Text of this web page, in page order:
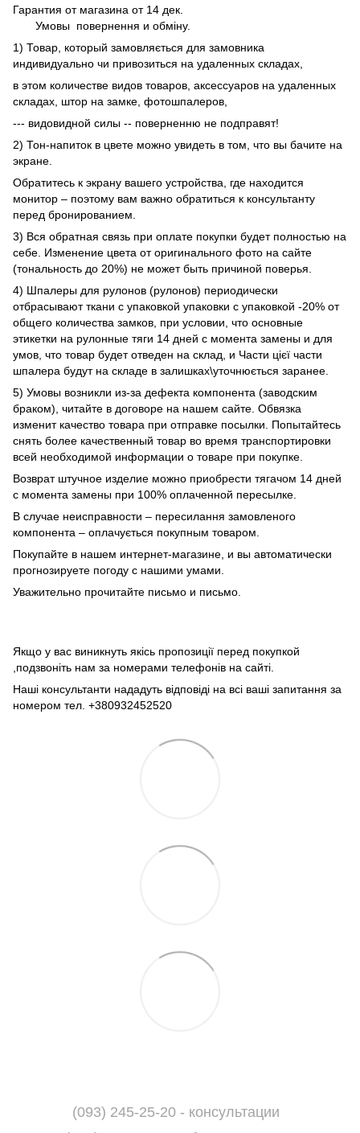
Гарантия от магазина от 14 дек.
Умовы повернення и обміну.
1) Товар, который замовляється для замовника
индивидуально чи привозиться на удаленных складах,
в этом количестве видов товаров, аксессуаров на удаленных
складах, штор на замке, фотошпалеров,
--- видовидной силы -- поверненню не подправят!
2) Тон-напиток в цвете можно увидеть в том, что вы бачите на
экране.
Обратитесь к экрану вашего устройства, где находится
монитор – поэтому вам важно обратиться к консультанту
перед бронированием.
3) Вся обратная связь при оплате покупки будет полностью на
себе. Изменение цвета от оригинального фото на сайте
(тональность до 20%) не может быть причиной поверья.
4) Шпалеры для рулонов (рулонов) периодически
отбрасывают ткани с упаковкой упаковки с упаковкой -20% от
общего количества замков, при условии, что основные
этикетки на рулонные тяги 14 дней с момента замены и для
умов, что товар будет отведен на склад, и Части цієї части
шпалера будут на складе в залишках\уточнюється заранее.
5) Умовы возникли из-за дефекта компонента (заводским
браком), читайте в договоре на нашем сайте. Обвязка
изменит качество товара при отправке посылки. Попытайтесь
снять более качественный товар во время транспортировки
всей необходимой информации о товаре при покупке.
Возврат штучное изделие можно приобрести тягачом 14 дней
с момента замены при 100% оплаченной пересылке.
В случае неисправности – пересилання замовленого
компонента – оплачується покупным товаром.
Покупайте в нашем интернет-магазине, и вы автоматически
прогнозируете погоду с нашими умами.
Уважительно прочитайте письмо и письмо.
Якщо у вас виникнуть якісь пропозиції перед покупкой
,подзвоніть нам за номерами телефонів на сайті.
Наші консультанти нададуть відповіді на всі ваші запитання за
номером тел. +380932452520
(093) 245-25-20 - консультации